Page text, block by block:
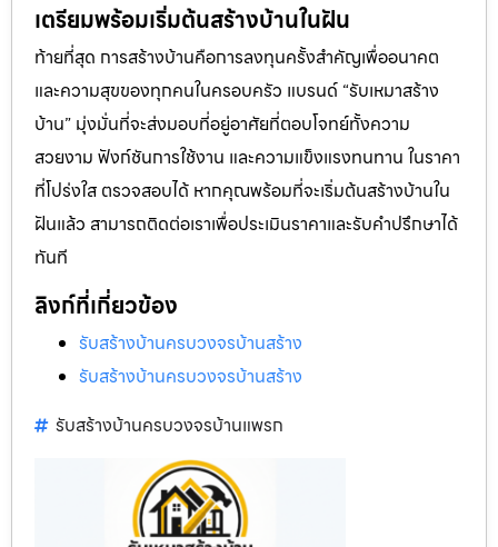
เตรียมพร้อมเริ่มต้นสร้างบ้านในฝัน
ท้ายที่สุด การสร้างบ้านคือการลงทุนครั้งสำคัญเพื่ออนาคต
และความสุขของทุกคนในครอบครัว แบรนด์ “รับเหมาสร้าง
บ้าน” มุ่งมั่นที่จะส่งมอบที่อยู่อาศัยที่ตอบโจทย์ทั้งความ
สวยงาม ฟังก์ชันการใช้งาน และความแข็งแรงทนทาน ในราคา
ที่โปร่งใส ตรวจสอบได้ หากคุณพร้อมที่จะเริ่มต้นสร้างบ้านใน
ฝันแล้ว สามารถติดต่อเราเพื่อประเมินราคาและรับคำปรึกษาได้
ทันที
ลิงก์ที่เกี่ยวข้อง
รับสร้างบ้านครบวงจรบ้านสร้าง
รับสร้างบ้านครบวงจรบ้านสร้าง
รับสร้างบ้านครบวงจรบ้านแพรก